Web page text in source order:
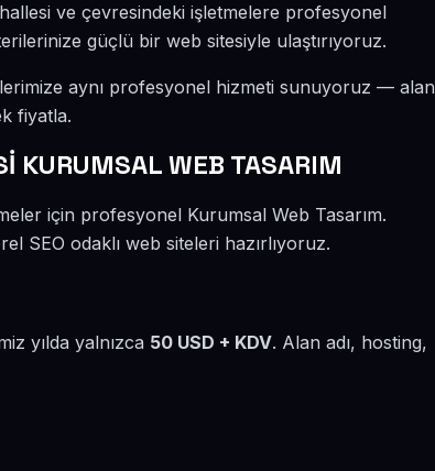
ve çevresindeki işletmelere profesyonel
güçlü bir web sitesiyle ulaştırıyoruz.
aynı profesyonel hizmeti sunuyoruz — alan
fiyatla.
KURUMSAL WEB TASARIM
için profesyonel Kurumsal Web Tasarım.
SEO odaklı web siteleri hazırlıyoruz.
yılda yalnızca 50 USD + KDV. Alan adı, hosting,